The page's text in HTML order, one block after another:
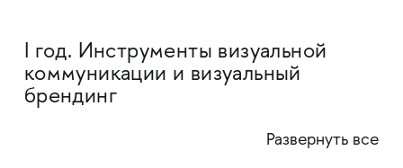
I год. Инструменты визуальной
коммуникации и визуальный
брендинг
Развернуть все